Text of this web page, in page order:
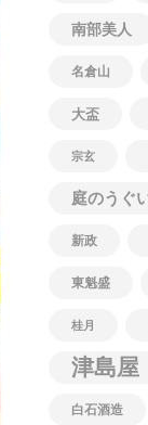
南部美人
名倉山
大盃
宗玄
庭のうぐ
新政
東魁盛
桂月
津島屋
白石酒造